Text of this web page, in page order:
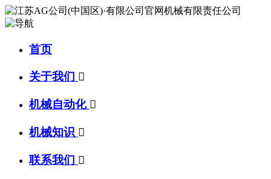
首页
关于我们 
机械自动化 
机械知识 
联系我们 